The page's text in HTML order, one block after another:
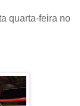
quarta-feira no